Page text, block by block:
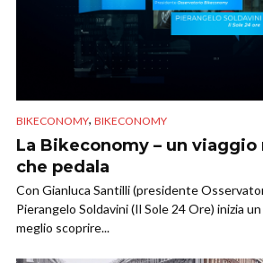
BIKECONOMY, BIKECONOMY
La Bikeconomy – un
che pedala
Con Gianluca Santilli (presidente
Pierangelo Soldavini (Il Sole 24 Ore) inizia
meglio scoprire...